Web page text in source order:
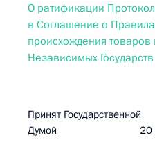
О ратификации
в Соглашение о
происхождения товаров
Независимых
Принят Государственной
Думой 20